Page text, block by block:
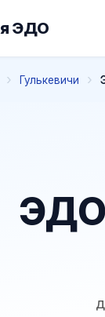
ЭДО
Гулькевичи
ЭДО